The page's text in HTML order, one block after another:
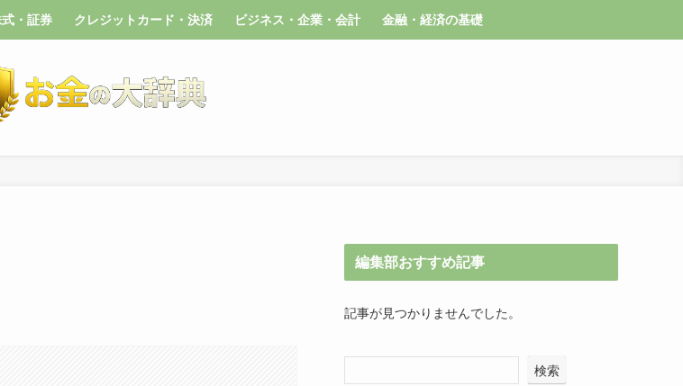
・証券 クレジットカード・決済 ビジネス・企業・会計 金融・経済の基礎
編集部おすすめ記事
記事が見つかりませんでした。
検索